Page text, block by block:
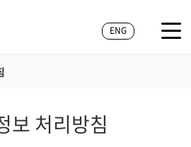
ENG
보 처리방침